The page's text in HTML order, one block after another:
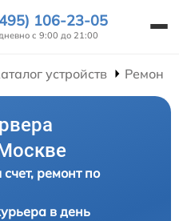
106-23-05
с 9:00 до 21:00
устройств Ремонт
ремонт по
в день